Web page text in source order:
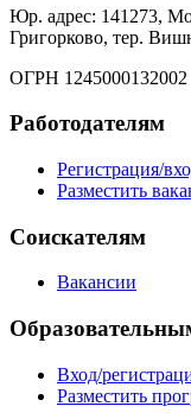
Юр. адрес: 141273,
Григорково, тер.
ОГРН 1245000132002
Работодателям
Регистрация/
Разместить
Соискателям
Вакансии
Вход/
Разместить